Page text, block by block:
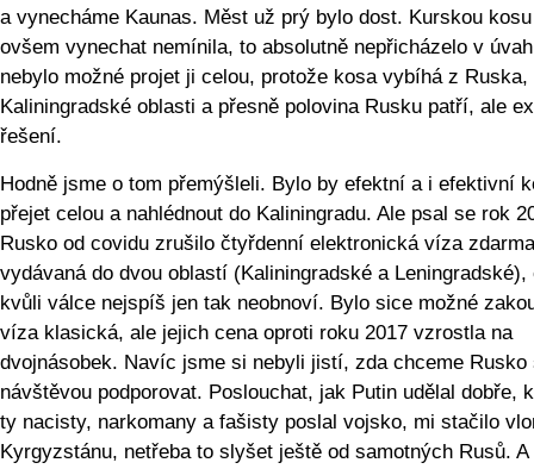
a vynecháme Kaunas. Měst už prý bylo dost. Kurskou
ovšem vynechat nemínila, to absolutně nepřicházelo v
nebylo možné projet ji celou, protože kosa vybíhá z Ruska,
Kaliningradské oblasti a přesně polovina Rusku patří, ale
řešení.
Hodně jsme o tom přemýšleli. Bylo by efektní a i efektivní
přejet celou a nahlédnout do Kaliningradu. Ale psal se rok
Rusko od covidu zrušilo čtyřdenní elektronická víza zdarma
vydávaná do dvou oblastí (Kaliningradské a Leningradské),
kvůli válce nejspíš jen tak neobnoví. Bylo sice možné
víza klasická, ale jejich cena oproti roku 2017 vzrostla na
dvojnásobek. Navíc jsme si nebyli jistí, zda chceme Rusko
návštěvou podporovat. Poslouchat, jak Putin udělal dobře,
ty nacisty, narkomany a fašisty poslal vojsko, mi stačilo
Kyrgyzstánu, netřeba to slyšet ještě od samotných Rusů.